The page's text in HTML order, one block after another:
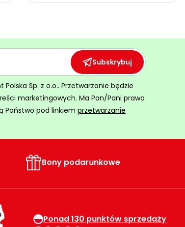
Subskrybuj
Sp. z o.o.. Przetwarzanie będzie
marketingowych. Ma Pan/Pani prawo
Państwo pod linkiem przetwarzanie
Bony podarunkowe
Ponad 130 punktów sprzedaży